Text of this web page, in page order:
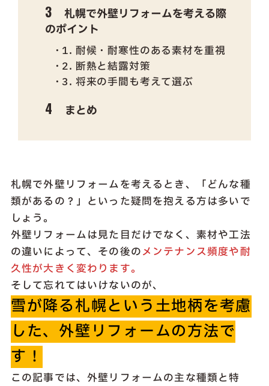
札幌で外壁リフォームを考える際
のポイント
1. 耐候・耐寒性のある素材を重視
2. 断熱と結露対策
3. 将来の手間も考えて選ぶ
まとめ
札幌で外壁リフォームを考えるとき、「どんな種
類があるの？」といった疑問を抱える方は多いで
しょう。
外壁リフォームは見た目だけでなく、素材や工法
の違いによって、その後のメンテナンス頻度や耐
久性が大きく変わります。
そして忘れてはいけないのが、
雪が降る札幌という土地柄を考慮
した、 外壁リフォームの方法で
す！
この記事では、外壁リフォームの主な種類と特